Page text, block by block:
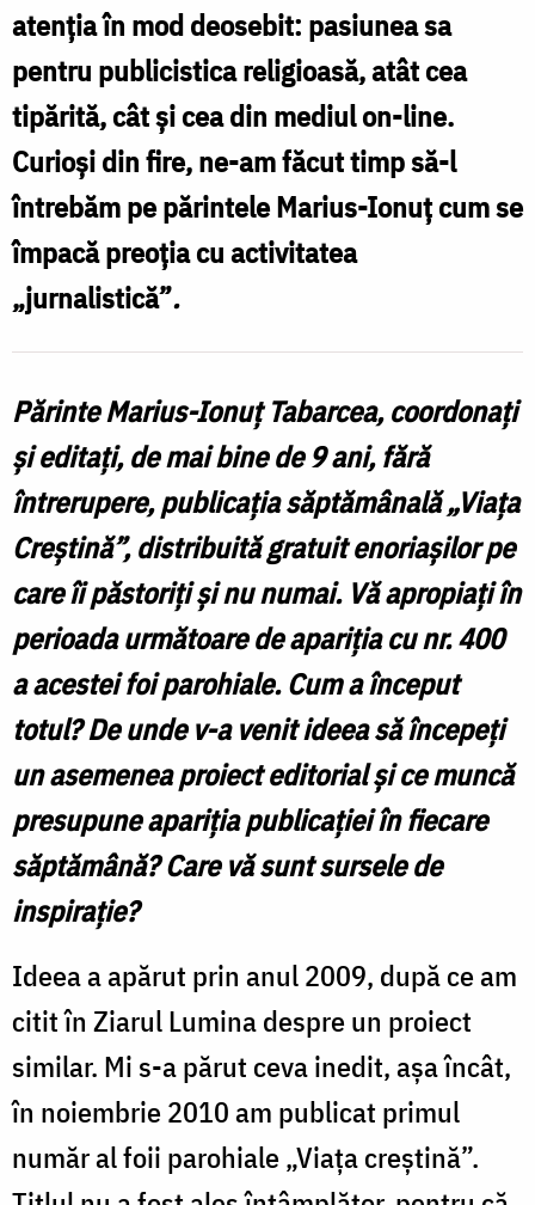
atenția în mod deosebit: pasiunea sa
pentru publicistica religioasă, atât cea
tipărită, cât și cea din mediul on-line.
Curioși din fire, ne-am făcut timp să-l
întrebăm pe părintele Marius-Ionuț cum se
împacă preoția cu activitatea
„jurnalistică”.
Părinte Marius-Ionuț Tabarcea, coordonați
și editați, de mai bine de 9 ani, fără
întrerupere, publicația săptămânală „Viața
Creștină”, distribuită gratuit enoriașilor pe
care îi păstoriți și nu numai. Vă apropiați în
perioada următoare de apariția cu nr. 400
a acestei foi parohiale. Cum a început
totul? De unde v-a venit ideea să începeți
un asemenea proiect editorial și ce muncă
presupune apariția publicației în fiecare
săptămână? Care vă sunt sursele de
inspirație?
Ideea a apărut prin anul 2009, după ce am
citit în Ziarul Lumina despre un proiect
similar. Mi s-a părut ceva inedit, aşa încât,
în noiembrie 2010 am publicat primul
număr al foii parohiale „Viaţa creştină”.